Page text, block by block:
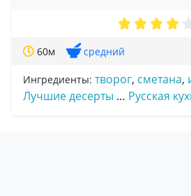
60м средний
Ингредиенты: творог, сметана,
Лучшие десерты … Русская